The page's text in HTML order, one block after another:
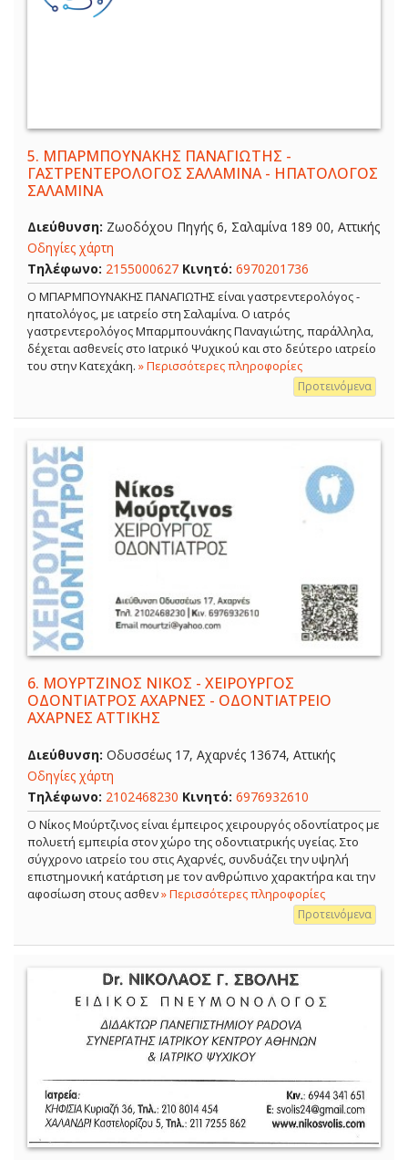
5. ΜΠΑΡΜΠΟΥΝΑΚΗΣ ΠΑΝΑΓΙΩΤΗΣ -
ΓΑΣΤΡΕΝΤΕΡΟΛΟΓΟΣ ΣΑΛΑΜΙΝΑ - ΗΠΑΤΟΛΟΓΟΣ
ΣΑΛΑΜΙΝΑ
Διεύθυνση: Ζωοδόχου Πηγής 6, Σαλαμίνα 189 00, Αττικής
Οδηγίες χάρτη
Τηλέφωνο: 2155000627 Κινητό: 6970201736
Ο ΜΠΑΡΜΠΟΥΝΑΚΗΣ ΠΑΝΑΓΙΩΤΗΣ είναι γαστρεντερολόγος -
ηπατολόγος, με ιατρείο στη Σαλαμίνα. Ο ιατρός
γαστρεντερολόγος Μπαρμπουνάκης Παναγιώτης, παράλληλα,
δέχεται ασθενείς στο Ιατρικό Ψυχικού και στο δεύτερο ιατρείο
του στην Κατεχάκη. » Περισσότερες πληροφορίες
Προτεινόμενα
6. ΜΟΥΡΤΖΙΝΟΣ ΝΙΚΟΣ - ΧΕΙΡΟΥΡΓΟΣ
ΟΔΟΝΤΙΑΤΡΟΣ ΑΧΑΡΝΕΣ - ΟΔΟΝΤΙΑΤΡΕΙΟ
ΑΧΑΡΝΕΣ ΑΤΤΙΚΗΣ
Διεύθυνση: Οδυσσέως 17, Αχαρνές 13674, Αττικής
Οδηγίες χάρτη
Τηλέφωνο: 2102468230 Κινητό: 6976932610
Ο Νίκος Μούρτζινος είναι έμπειρος χειρουργός οδοντίατρος με
πολυετή εμπειρία στον χώρο της οδοντιατρικής υγείας. Στο
σύγχρονο ιατρείο του στις Αχαρνές, συνδυάζει την υψηλή
επιστημονική κατάρτιση με τον ανθρώπινο χαρακτήρα και την
αφοσίωση στους ασθεν» Περισσότερες πληροφορίες
Προτεινόμενα